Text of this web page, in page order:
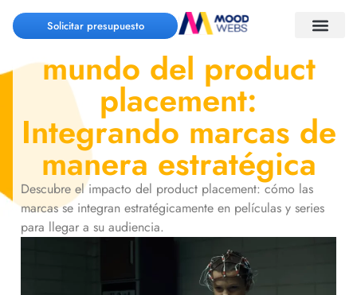
Solicitar presupuesto
Descubriendo el
mundo del product
placement:
Integrando marcas de
manera estratégica
Descubre el impacto del product placement: cómo las
marcas se integran estratégicamente en películas y series
para llegar a su audiencia.